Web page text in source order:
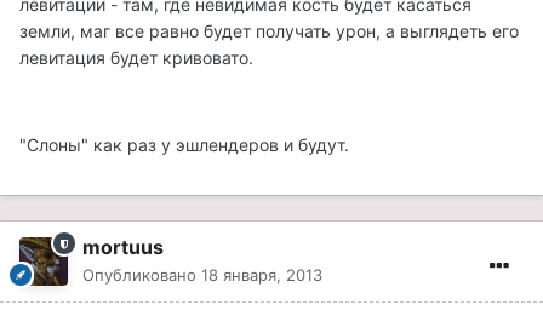
левитации - там, где невидимая кость будет касаться
земли, маг все равно будет получать урон, а выглядеть его
левитация будет кривовато.
"Слоны" как раз у эшлендеров и будут.
mortuus
Опубликовано 18 января, 2013